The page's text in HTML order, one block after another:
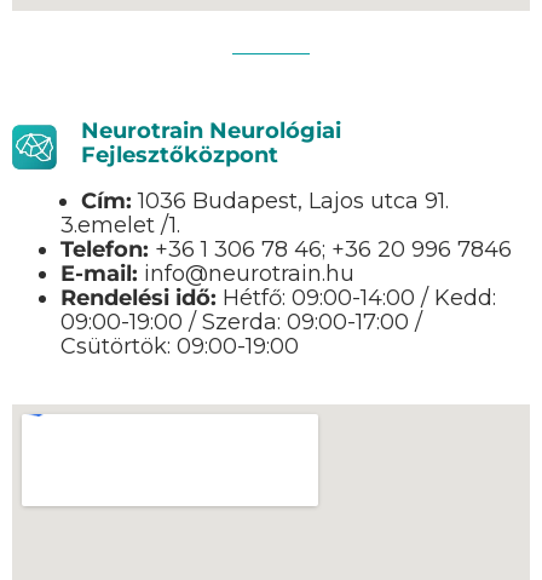
Neurotrain Neurológiai
Fejlesztőközpont
Cím: 1036 Budapest, Lajos utca 91.
3.emelet /1.
Telefon: +36 1 306 78 46; +36 20 996 7846
E-mail: info@neurotrain.hu
Rendelési idő: Hétfő: 09:00-14:00 / Kedd:
09:00-19:00 / Szerda: 09:00-17:00 /
Csütörtök: 09:00-19:00